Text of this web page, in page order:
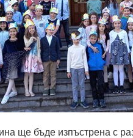
ще бъде изпъстрена с